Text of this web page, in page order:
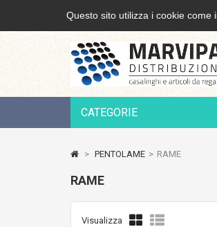
Questo sito utilizza i cookie come
CATEGORIE
> PENTOLAME > RAME
RAME
Visualizza